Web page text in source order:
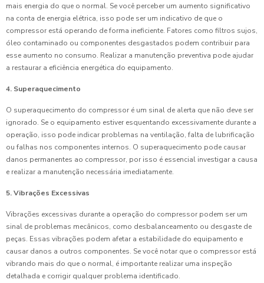
mais energia do que o normal. Se você perceber um aumento significativo
na conta de energia elétrica, isso pode ser um indicativo de que o
compressor está operando de forma ineficiente. Fatores como filtros sujos,
óleo contaminado ou componentes desgastados podem contribuir para
esse aumento no consumo. Realizar a manutenção preventiva pode ajudar
a restaurar a eficiência energética do equipamento.
4. Superaquecimento
O superaquecimento do compressor é um sinal de alerta que não deve ser
ignorado. Se o equipamento estiver esquentando excessivamente durante a
operação, isso pode indicar problemas na ventilação, falta de lubrificação
ou falhas nos componentes internos. O superaquecimento pode causar
danos permanentes ao compressor, por isso é essencial investigar a causa
e realizar a manutenção necessária imediatamente.
5. Vibrações Excessivas
Vibrações excessivas durante a operação do compressor podem ser um
sinal de problemas mecânicos, como desbalanceamento ou desgaste de
peças. Essas vibrações podem afetar a estabilidade do equipamento e
causar danos a outros componentes. Se você notar que o compressor está
vibrando mais do que o normal, é importante realizar uma inspeção
detalhada e corrigir qualquer problema identificado.